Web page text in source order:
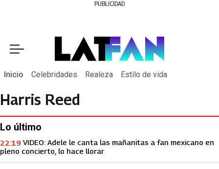
PUBLICIDAD
Inicio Celebridades Realeza Estilo de vida
Harris Reed
Lo último
VIDEO: Adele le canta las mañanitas a fan mexicano en
pleno concierto, lo hace llorar
22:19